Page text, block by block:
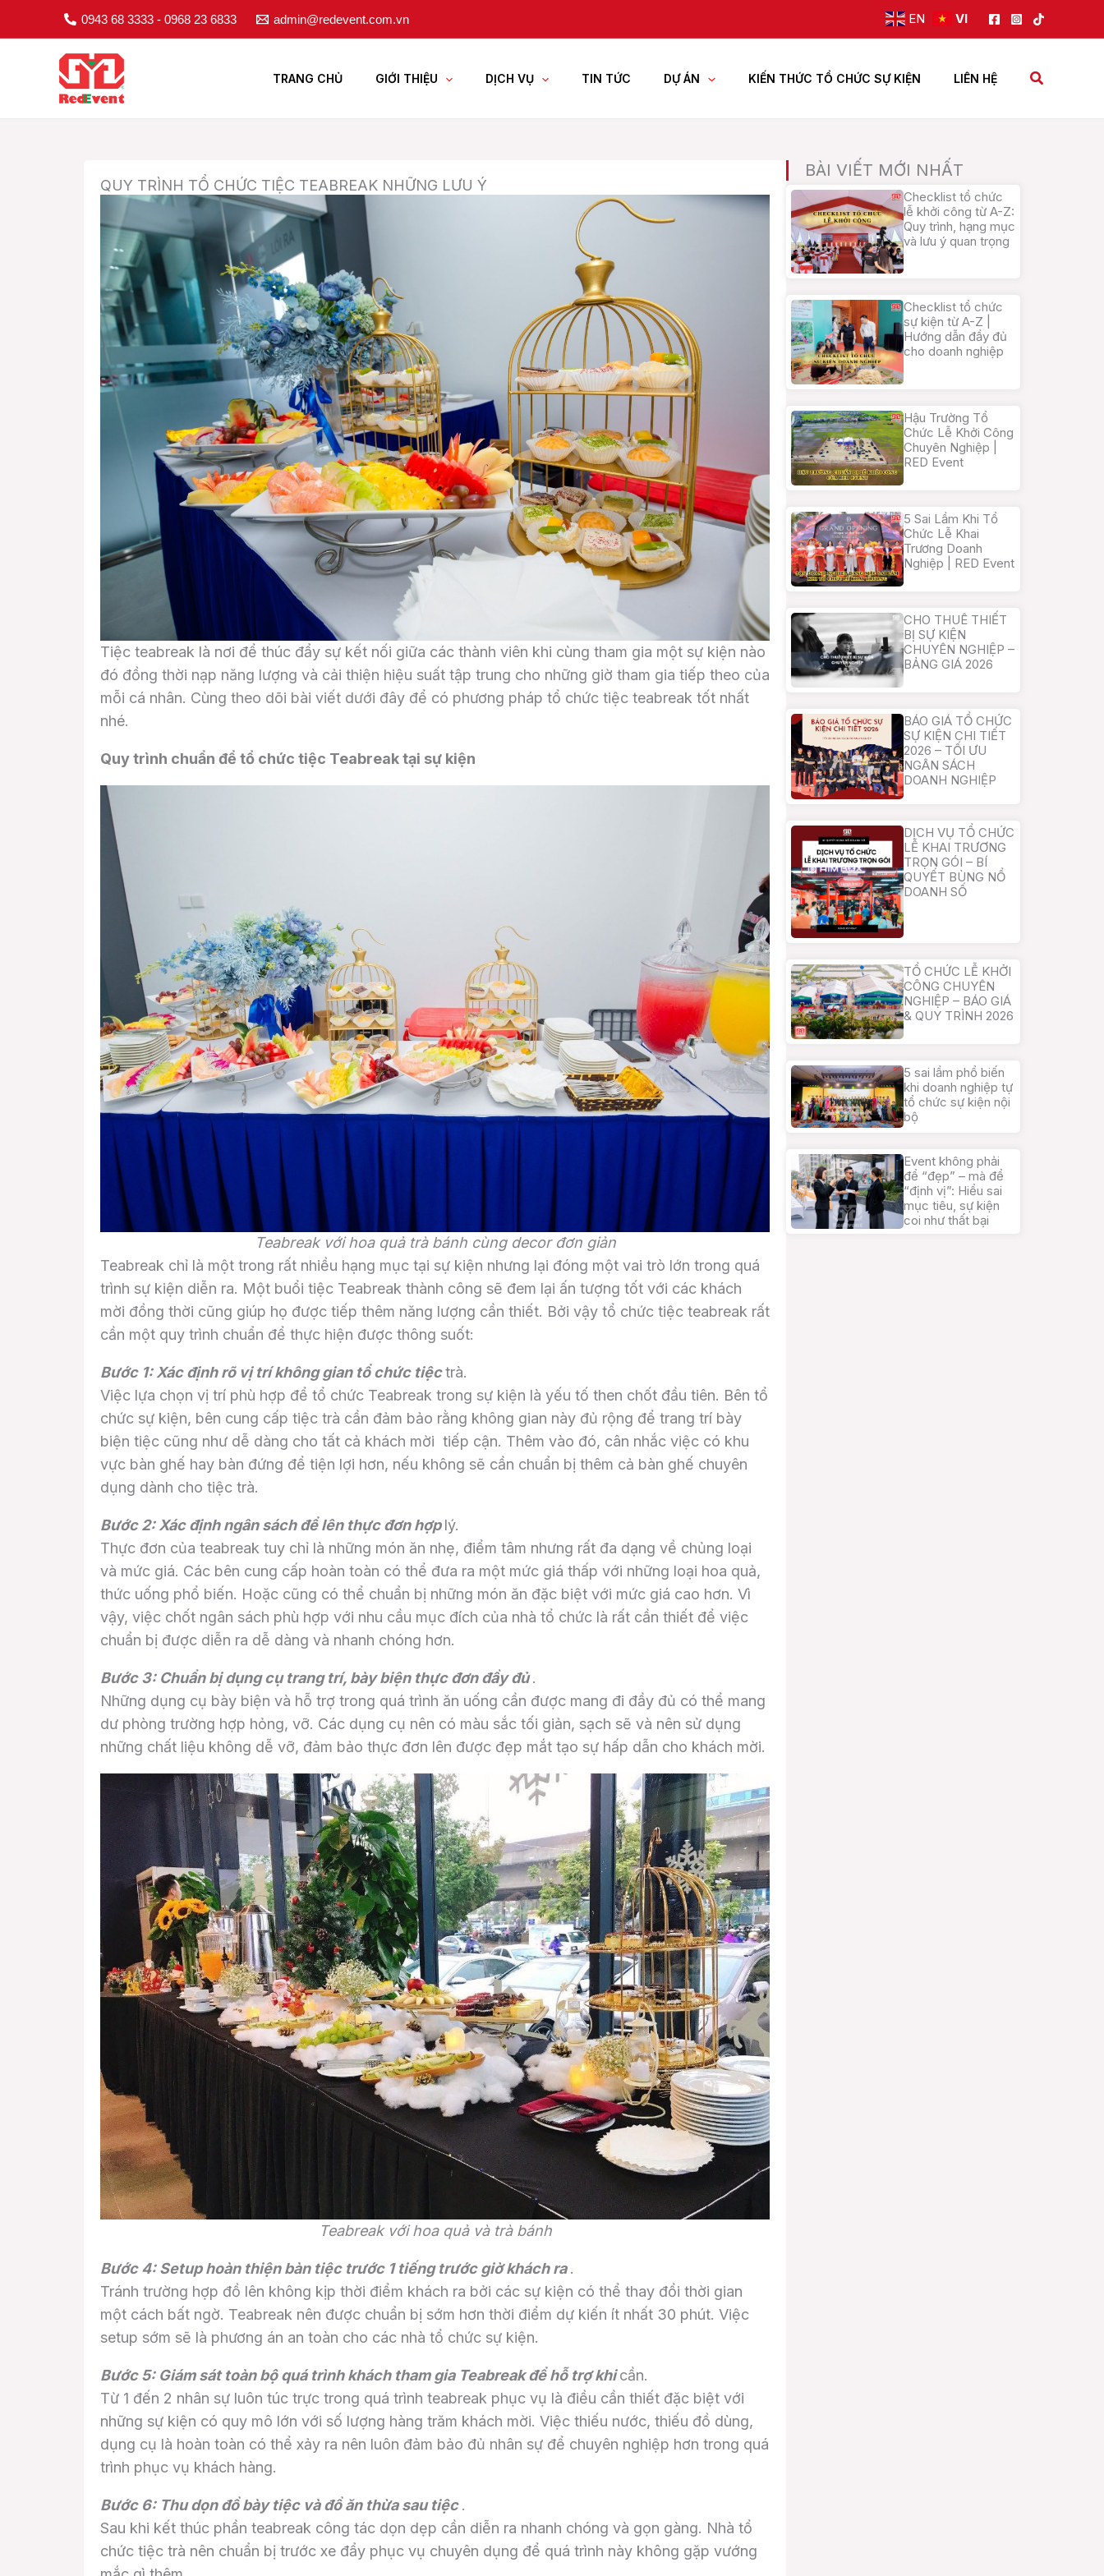
0943 68 3333 - 0968 23 6833 admin@redevent.com.vn EN VI
TRANG CHỦ GIỚI THIỆU DỊCH VỤ TIN TỨC DỰ ÁN KIẾN THỨC TỔ CHỨC SỰ KIỆN LIÊN HỆ
Tìm
QUY TRÌNH TỔ CHỨC TIỆC TEABREAK NHỮNG LƯU Ý
Tiệc teabreak là nơi để thúc đẩy sự kết nối giữa các thành viên khi cùng tham gia một sự kiện nào
đó đồng thời nạp năng lượng và cải thiện hiệu suất tập trung cho những giờ tham gia tiếp theo của
mỗi cá nhân. Cùng theo dõi bài viết dưới đây để có phương pháp tổ chức tiệc teabreak tốt nhất
nhé.
Quy trình chuẩn để tổ chức tiệc Teabreak tại sự kiện
Teabreak với hoa quả trà bánh cùng decor đơn giản
Teabreak chỉ là một trong rất nhiều hạng mục tại sự kiện nhưng lại đóng một vai trò lớn trong quá
trình sự kiện diễn ra. Một buổi tiệc Teabreak thành công sẽ đem lại ấn tượng tốt với các khách
mời đồng thời cũng giúp họ được tiếp thêm năng lượng cần thiết. Bởi vậy tổ chức tiệc teabreak rất
cần một quy trình chuẩn để thực hiện được thông suốt:
Bước 1: Xác định rõ vị trí không gian tổ chức tiệctrà.
Việc lựa chọn vị trí phù hợp để tổ chức Teabreak trong sự kiện là yếu tố then chốt đầu tiên. Bên tổ
chức sự kiện, bên cung cấp tiệc trà cần đảm bảo rằng không gian này đủ rộng để trang trí bày
biện tiệc cũng như dễ dàng cho tất cả khách mời tiếp cận. Thêm vào đó, cân nhắc việc có khu
vực bàn ghế hay bàn đứng để tiện lợi hơn, nếu không sẽ cần chuẩn bị thêm cả bàn ghế chuyên
dụng dành cho tiệc trà.
Bước 2: Xác định ngân sách để lên thực đơn hợplý.
Thực đơn của teabreak tuy chỉ là những món ăn nhẹ, điểm tâm nhưng rất đa dạng về chủng loại
và mức giá. Các bên cung cấp hoàn toàn có thể đưa ra một mức giá thấp với những loại hoa quả,
thức uống phổ biến. Hoặc cũng có thể chuẩn bị những món ăn đặc biệt với mức giá cao hơn. Vì
vậy, việc chốt ngân sách phù hợp với nhu cầu mục đích của nhà tổ chức là rất cần thiết để việc
chuẩn bị được diễn ra dễ dàng và nhanh chóng hơn.
Bước 3: Chuẩn bị dụng cụ trang trí, bày biện thực đơn đầy đủ.
Những dụng cụ bày biện và hỗ trợ trong quá trình ăn uống cần được mang đi đầy đủ có thể mang
dư phòng trường hợp hỏng, vỡ. Các dụng cụ nên có màu sắc tối giản, sạch sẽ và nên sử dụng
những chất liệu không dễ vỡ, đảm bảo thực đơn lên được đẹp mắt tạo sự hấp dẫn cho khách mời.
Teabreak với hoa quả và trà bánh
Bước 4: Setup hoàn thiện bàn tiệc trước 1 tiếng trước giờ khách ra.
Tránh trường hợp đồ lên không kịp thời điểm khách ra bởi các sự kiện có thể thay đổi thời gian
một cách bất ngờ. Teabreak nên được chuẩn bị sớm hơn thời điểm dự kiến ít nhất 30 phút. Việc
setup sớm sẽ là phương án an toàn cho các nhà tổ chức sự kiện.
Bước 5: Giám sát toàn bộ quá trình khách tham gia Teabreak để hỗ trợ khicần.
Từ 1 đến 2 nhân sự luôn túc trực trong quá trình teabreak phục vụ là điều cần thiết đặc biệt với
những sự kiện có quy mô lớn với số lượng hàng trăm khách mời. Việc thiếu nước, thiếu đồ dùng,
dụng cụ là hoàn toàn có thể xảy ra nên luôn đảm bảo đủ nhân sự để chuyên nghiệp hơn trong quá
trình phục vụ khách hàng.
Bước 6: Thu dọn đồ bày tiệc và đồ ăn thừa sau tiệc.
Sau khi kết thúc phần teabreak công tác dọn dẹp cần diễn ra nhanh chóng và gọn gàng. Nhà tổ
chức tiệc trà nên chuẩn bị trước xe đẩy phục vụ chuyên dụng để quá trình này không gặp vướng
BÀI VIẾT MỚI NHẤT
Checklist tổ chức
lễ khởi công từ A-Z:
Quy trình, hạng mục
và lưu ý quan trọng
Checklist tổ chức
sự kiện từ A-Z |
Hướng dẫn đầy đủ
cho doanh nghiệp
Hậu Trường Tổ
Chức Lễ Khởi Công
Chuyên Nghiệp |
RED Event
5 Sai Lầm Khi Tổ
Chức Lễ Khai
Trương Doanh
Nghiệp | RED Event
CHO THUÊ THIẾT
BỊ SỰ KIỆN
CHUYÊN NGHIỆP –
BẢNG GIÁ 2026
BÁO GIÁ TỔ CHỨC
SỰ KIỆN CHI TIẾT
2026 – TỐI ƯU
NGÂN SÁCH
DOANH NGHIỆP
DỊCH VỤ TỔ CHỨC
LỄ KHAI TRƯƠNG
TRỌN GÓI – BÍ
QUYẾT BÙNG NỔ
DOANH SỐ
TỔ CHỨC LỄ KHỞI
CÔNG CHUYÊN
NGHIỆP – BÁO GIÁ
& QUY TRÌNH 2026
5 sai lầm phổ biến
khi doanh nghiệp tự
tổ chức sự kiện nội
bộ
Event không phải
để “đẹp” – mà để
“định vị”: Hiểu sai
mục tiêu, sự kiện
coi như thất bại